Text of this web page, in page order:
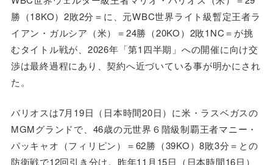
勝（18KO）2敗2分＝に、元WBC世界ライト級暫定王者ラ
イアン・ガルシア（米）＝24勝（20KO）2敗1NC＝が挑
むタイトル戦が、2026年「第1四半期」への開催に向け交
渉は最終過程にあり、契約へ近づいている事が明かにされ
た。
バリオスは7月19日（日本時間20日）に米・ラスベガスの
MGMグランドで、46歳の元世界６階級制覇王者マニー・
パッキャオ（フィリピン）＝62勝（39KO）8敗3分＝との
防衛戦で12回引き分け。昨年11月15日（日本時間16日）